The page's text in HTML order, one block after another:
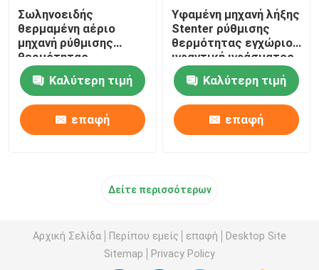
Σωληνοειδής
θερμαμένη αέριο
μηχανή ρύθμισης
θερμότητας
υφάσματος για τα
υφάσματα 2200mm
πετσετών
Καλύτερη τιμή
επαφή
Υφαμένη μηχανή λήξης
Stenter ρύθμισης
θερμότητας εγχώριου
υφαντική υφάσματος
θερμαμένη πετρέλαιο
Καλύτερη τιμή
επαφή
Δείτε περισσότερων
Αρχική Σελίδα Περίπου εμείς επαφή
Desktop Site
Sitemap
Privacy Policy